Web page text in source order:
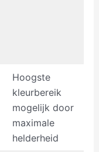
Hoogste
kleurbereik
mogelijk door
maximale
helderheid